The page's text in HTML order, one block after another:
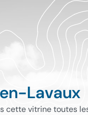
Lavaux
cette vitrine toutes